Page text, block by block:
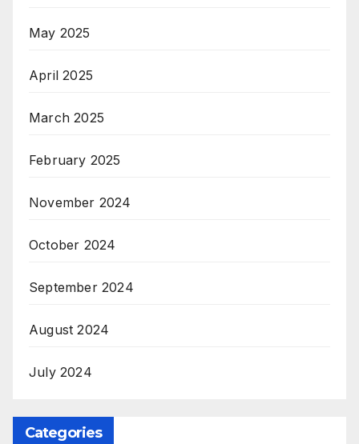
May 2025
April 2025
March 2025
February 2025
November 2024
October 2024
September 2024
August 2024
July 2024
Categories